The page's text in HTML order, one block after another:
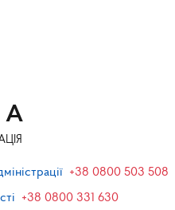
+38 0800 503 508
+38 0800 331 630